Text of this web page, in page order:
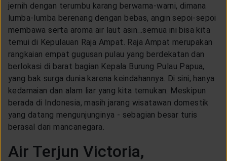
jernih dengan terumbu karang berwarna-warni, dimana
lumba-lumba berenang dengan bebas, angin sepoi-sepoi
membawa serta aroma air laut asin...semua ini bisa kita
temui di Kepulauan Raja Ampat. Raja Ampat merupakan
rangkaian empat gugusan pulau yang berdekatan dan
berlokasi di barat bagian Kepala Burung Pulau Papua,
yang bak surga dunia karena keindahannya. Di sini, hanya
kedamaian dan alam liar yang kita temukan. Meskipun
berada di Indonesia, masih jarang wisatawan domestik
yang datang mengunjunginya - sebagian besar turis
berasal dari mancanegara.
Air Terjun Victoria,
KEAGENAN